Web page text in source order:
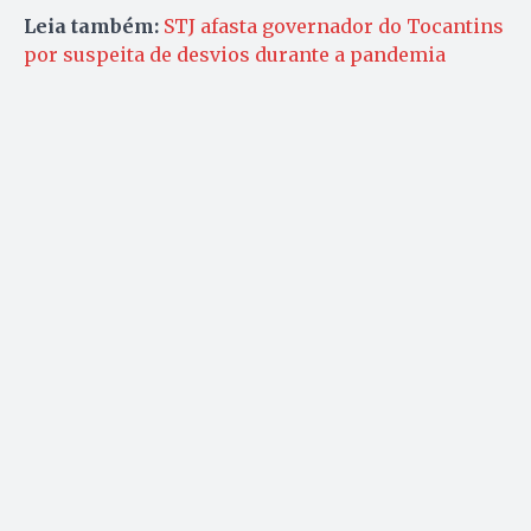
Leia também: STJ afasta governador do Tocantins
por suspeita de desvios durante a pandemia